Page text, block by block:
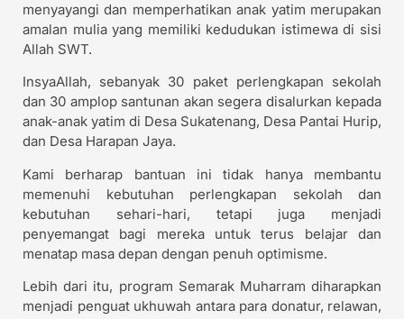
menyayangi dan memperhatikan anak yatim merupakan
amalan mulia yang memiliki kedudukan istimewa di sisi
Allah SWT.
InsyaAllah, sebanyak 30 paket perlengkapan sekolah
dan 30 amplop santunan akan segera disalurkan kepada
anak-anak yatim di Desa Sukatenang, Desa Pantai Hurip,
dan Desa Harapan Jaya.
Kami berharap bantuan ini tidak hanya membantu
memenuhi kebutuhan perlengkapan sekolah dan
kebutuhan sehari-hari, tetapi juga menjadi
penyemangat bagi mereka untuk terus belajar dan
menatap masa depan dengan penuh optimisme.
Lebih dari itu, program Semarak Muharram diharapkan
menjadi penguat ukhuwah antara para donatur, relawan,